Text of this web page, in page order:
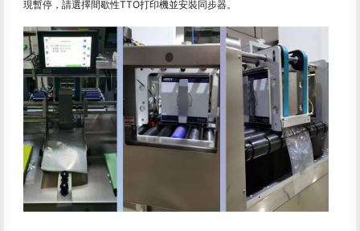
現暫停，請選擇間歇性TTO打印機並安裝同步器。